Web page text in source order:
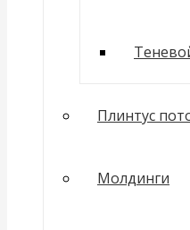
Плинтус
Молдинги